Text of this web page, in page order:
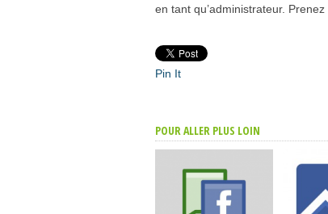
en tant qu’administrateur.
Pin It
POUR ALLER PLUS LOIN